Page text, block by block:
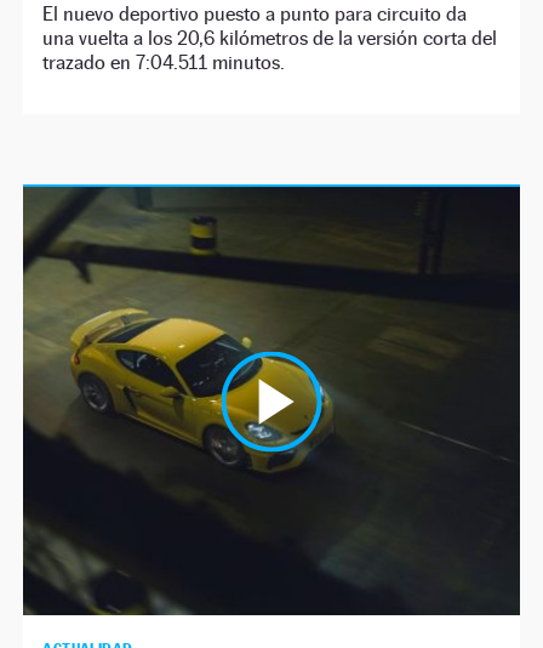
El nuevo deportivo puesto a punto para circuito da
una vuelta a los 20,6 kilómetros de la versión corta del
trazado en 7:04.511 minutos.